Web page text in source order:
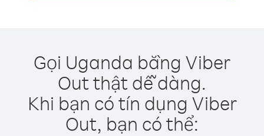
Gọi Uganda bằng Viber
Out thật dễ dàng.
Khi bạn có tín dụng Viber
Out, bạn có thể: